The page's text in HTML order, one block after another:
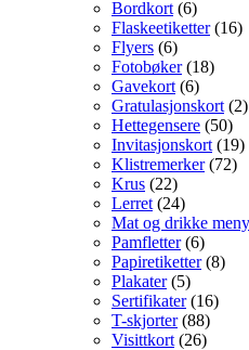
Bordkort (6)
Flaskeetiketter (16)
Flyers (6)
Fotobøker (18)
Gavekort (6)
Gratulasjonskort (2)
Hettegensere (50)
Invitasjonskort (19)
Klistremerker (72)
Krus (22)
Lerret (24)
Mat og drikke meny
Pamfletter (6)
Papiretiketter (8)
Plakater (5)
Sertifikater (16)
T-skjorter (88)
Visittkort (26)